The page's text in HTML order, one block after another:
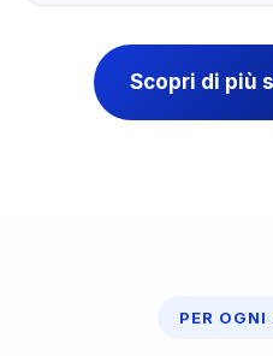
Scopri di più
PER